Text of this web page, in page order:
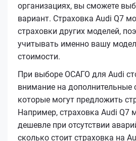
организациях, вы сможете
вариант. Страховка Audi Q7
страховки других моделей,
учитывать именно вашу
стоимости.
При выборе ОСАГО для Audi
внимание на дополнительные
которые могут предложить
Например, страховка Audi Q7
дешевле при отсутствии
сколько стоит страховка на